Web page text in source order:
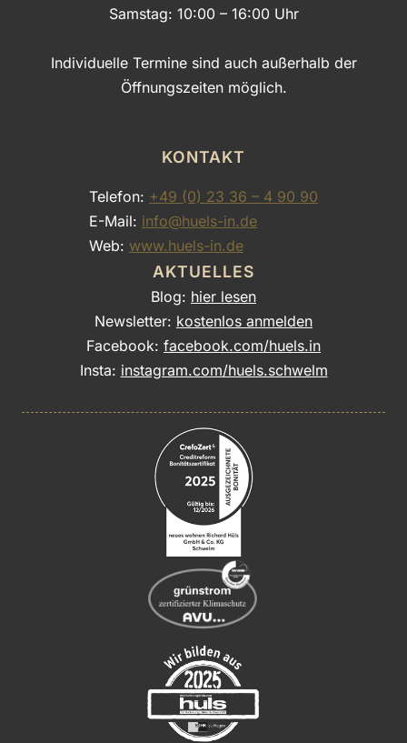
Samstag: 10:00 – 16:00 Uhr
Individuelle Termine sind auch außerhalb der
Öffnungszeiten möglich.
KONTAKT
Telefon: +49 (0) 23 36 – 4 90 90
E-Mail: info@huels-in.de
Web: www.huels-in.de
AKTUELLES
Blog: hier lesen
Newsletter: kostenlos anmelden
Facebook: facebook.com/huels.in
Insta: instagram.com/huels.schwelm